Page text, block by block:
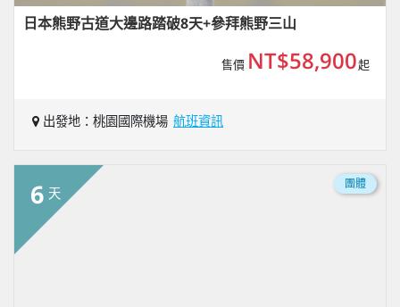
日本熊野古道大邊路踏破8天+參拜熊野三山
售價 NT$58,900起
出發地：桃園國際機場 航班資訊
6 天
團體